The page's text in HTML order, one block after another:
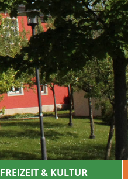
FREIZEIT & KULTUR